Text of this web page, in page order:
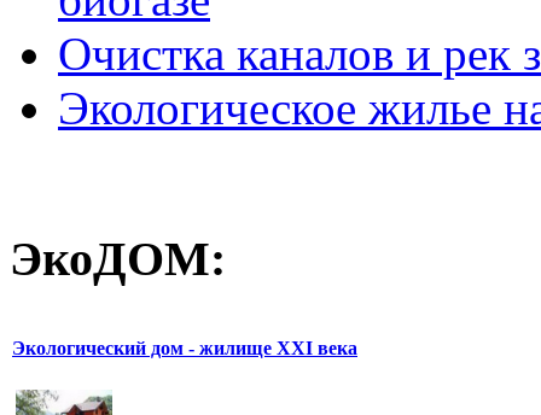
Очистка каналов и рек
Экологическое жилье
ЭкоДОМ:
Экологический дом - жилище XXI века